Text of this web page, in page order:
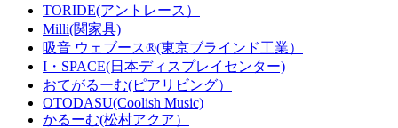
TORIDE(アントレース）
Milli(関家具)
吸音 ウェブース®︎(東京ブラインド工業）
I・SPACE(日本ディスプレイセンター)
おてがるーむ(ピアリビング）
OTODASU(Coolish Music)
かるーむ(松村アクア）